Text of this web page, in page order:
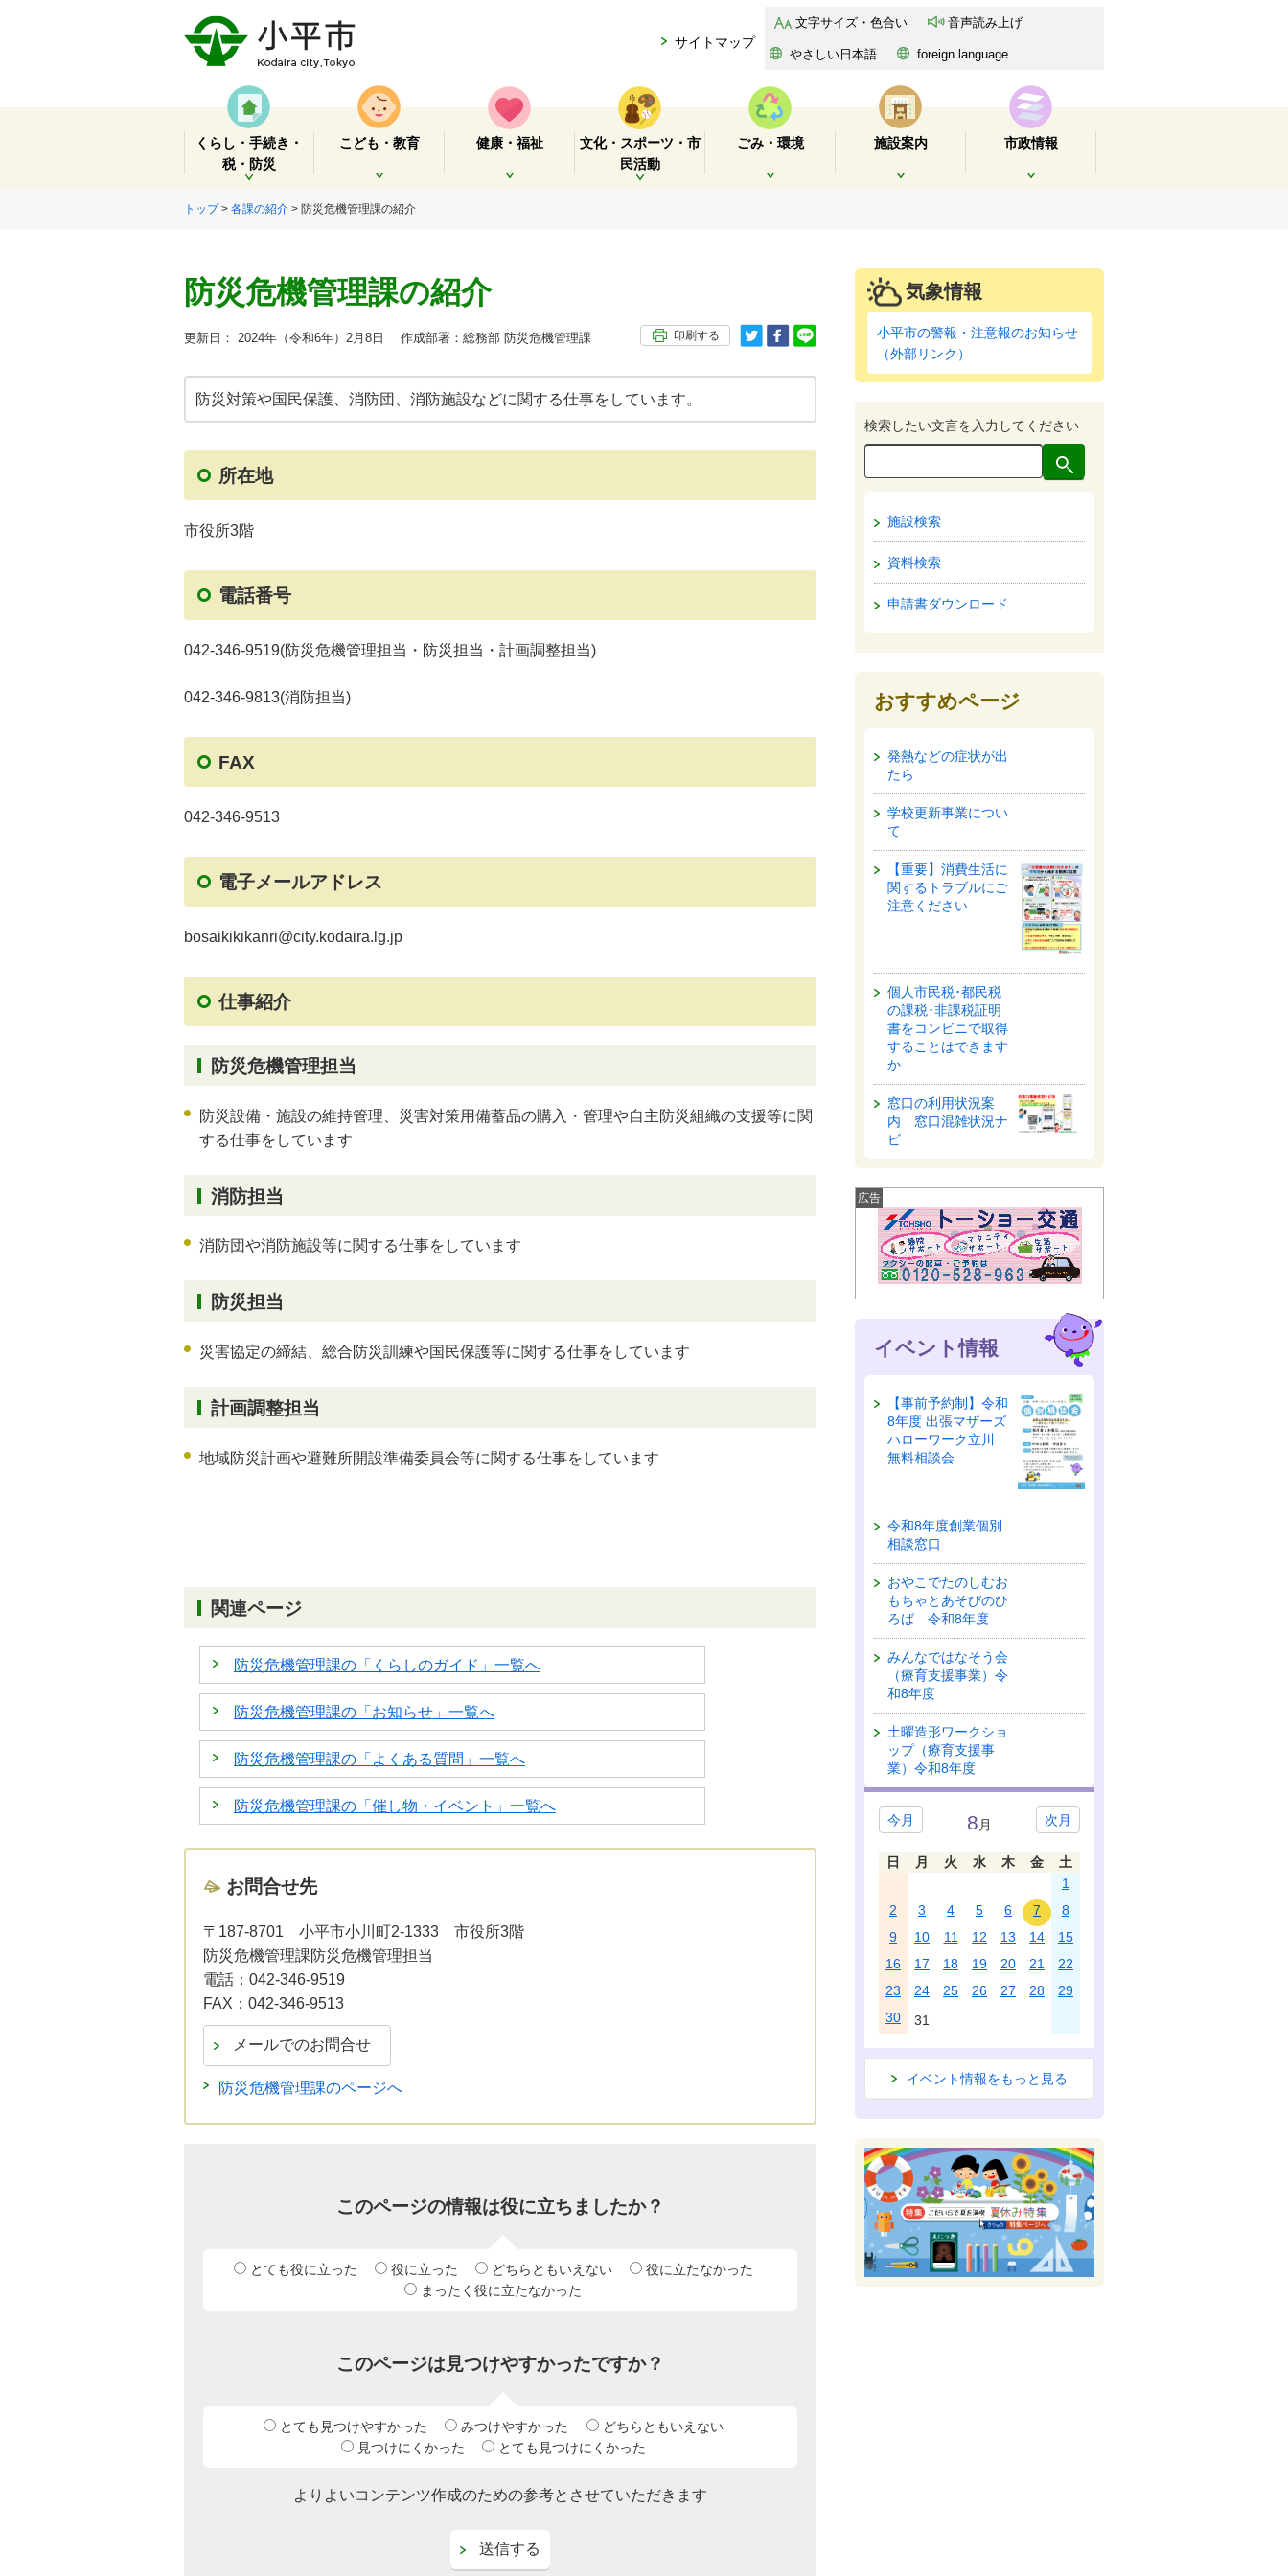
サイトマップ
文字サイズ・色合い 音声読み上げ
やさしい日本語 foreign language
くらし・手続き・
税・防災
開く
こども・教育
開く
健康・福祉
文化・スポーツ・市
民活動
ごみ・環境 施設案内 市政情報
トップ> 各課の紹介 > 防災危機管理課の紹介
防災危機管理課の紹介
更新日： 2024年（令和6年）2月8日 作成部署：総務部 防災危機管理課 印刷する
防災対策や国民保護、消防団、消防施設などに関する仕事をしています。
所在地
市役所3階
電話番号
042-346-9519(防災危機管理担当・防災担当・計画調整担当)
042-346-9813(消防担当)
FAX
042-346-9513
電子メールアドレス
bosaikikikanri@city.kodaira.lg.jp
仕事紹介
防災危機管理担当
防災設備・施設の維持管理、災害対策用備蓄品の購入・管理や自主防災組織の支援等に関
する仕事をしています
消防担当
消防団や消防施設等に関する仕事をしています
防災担当
災害協定の締結、総合防災訓練や国民保護等に関する仕事をしています
計画調整担当
地域防災計画や避難所開設準備委員会等に関する仕事をしています
関連ページ
防災危機管理課の「くらしのガイド」一覧へ
防災危機管理課の「お知らせ」一覧へ
防災危機管理課の「よくある質問」一覧へ
防災危機管理課の「催し物・イベント」一覧へ
お問合せ先
〒187-8701 小平市小川町2-1333 市役所3階
防災危機管理課防災危機管理担当
電話： 042-346-9519
FAX： 042-346-9513
防災危機管理課のページへ
このページの情報は役に立ちましたか？
とても役に立った 役に立った どちらともいえない
役に立たなかった
まったく役に立たなかった
このページは見つけやすかったですか？
とても見つけやすかった みつけやすかった
どちらともいえない
見つけにくかった
とても見つけにくかった
よりよいコンテンツ作成のための参考とさせていただきます
気象情報
小平市の警報・注意報のお知らせ
（外部リンク）
検索したい文言を入力してください
施設検索
資料検索
申請書ダウンロード
おすすめページ
発熱などの症状が出
たら
学校更新事業につい
て
【重要】消費生活に
関するトラブルにご
注意ください
個人市民税･都民税
の課税･非課税証明
書をコンビニで取得
することはできます
か
窓口の利用状況案
内 窓口混雑状況ナ
ビ
広告
イベント情報
【事前予約制】令和
8年度 出張マザーズ
ハローワーク立川
無料相談会
令和8年度創業個別
相談窓口
おやこでたのしむお
もちゃとあそびのひ
ろば 令和8年度
みんなではなそう会
（療育支援事業）令
和8年度
土曜造形ワークショ
ップ（療育支援事
業）令和8年度
今月 次月
8 月
日 月 火 水 木 金
土
1
2
3 4 5 6 7
8
9
10 11 12 13 14
15
16
17 18 19 20 21
22
23
24 25 26 27 28
29
30
31
イベント情報をもっと見る